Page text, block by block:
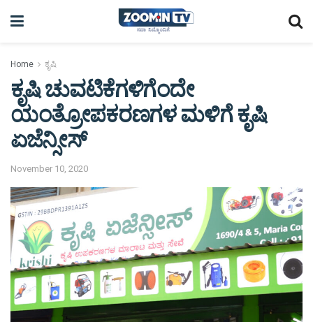
Home ಕೃಷಿ
ಕೃಷಿ ಚುವಟಿಕೆಗಳಿಗೆಂದೇ
ಯಂತ್ರೋಪಕರಣಗಳ ಮಳಿಗೆ ಕೃಷಿ
ಏಜೆನ್ಸೀಸ್
November 10, 2020